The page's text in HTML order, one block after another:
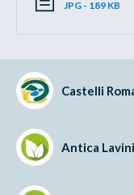
JPG - 189 KB
Castelli
Antica